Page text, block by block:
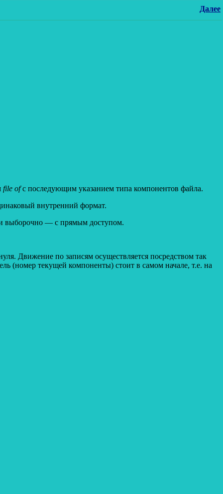
Далее
file ofс последующим указанием типа компонентов файла.
внутренний формат.
и выборочно — с прямым доступом.
Движение по записям осуществляется посредством так
(номер текущей компоненты) стоит в самом начале, т.е. на